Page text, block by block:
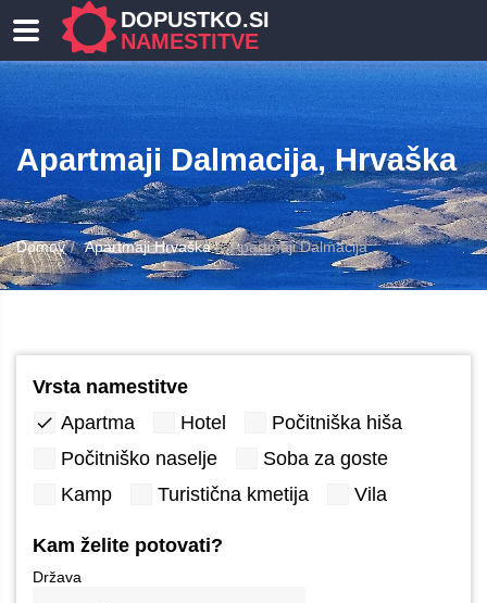
DOPUSTKO.SI
NAMESTITVE
Apartmaji Dalmacija, Hrvaška
Domov Apartmaji Hrvaška Apartmaji Dalmacija
Vrsta namestitve
Apartma
Hotel
Počitniška hiša
Počitniško naselje
Soba za goste
Kamp
Turistična kmetija Vila
Kam želite potovati?
Država